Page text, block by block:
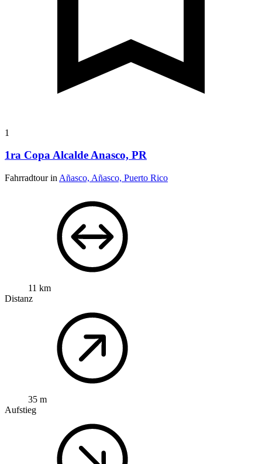
1
1ra Copa Alcalde Anasco, PR
Fahrradtour in Añasco, Añasco, Puerto Rico
11 km
Distanz
35 m
Aufstieg